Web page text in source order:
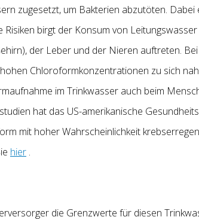
zugesetzt, um Bakterien abzutöten.
birgt der Konsum von
der Leber und der Nieren auftreten.
Chloroformkonzentrationen zu sich
im Trinkwasser auch beim
hat das US-amerikanische
mit hoher Wahrscheinlichkeit
hier .
die Grenzwerte für diesen